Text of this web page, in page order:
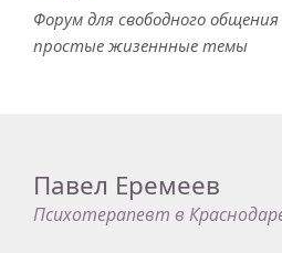
Форум для свободного общения
простые жизеннные темы
Павел Еремеев
Психотерапевт в